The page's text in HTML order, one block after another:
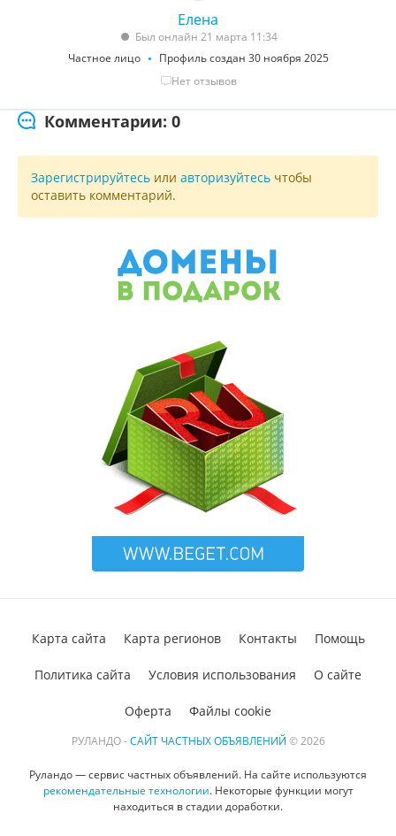
Елена
Был онлайн 21 марта 11:34
Частное лицо
Профиль создан 30 ноября 2025
Нет отзывов
Комментарии: 0
Зарегистрируйтесь или авторизуйтесь чтобы
оставить комментарий.
РУЛАНДО -САЙТ ЧАСТНЫХ ОБЪЯВЛЕНИЙ © 2026
Карта сайта Карта регионов Контакты Помощь
Политика сайта Условия использования О сайте
Оферта Файлы cookie
Руландо — сервис частных объявлений. На сайте используются
рекомендательные технологии. Некоторые функции могут
находиться в стадии доработки.